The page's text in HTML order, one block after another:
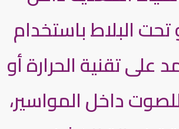
تحت البلاط باستخدام
على تقنية الحرارة أو
داخل المواسير،